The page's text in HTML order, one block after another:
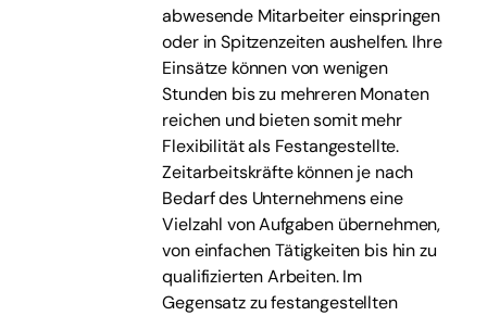
abwesende Mitarbeiter einspringen
oder in Spitzenzeiten aushelfen. Ihre
Einsätze können von wenigen
Stunden bis zu mehreren Monaten
reichen und bieten somit mehr
Flexibilität als Festangestellte.
Zeitarbeitskräfte können je nach
Bedarf des Unternehmens eine
Vielzahl von Aufgaben übernehmen,
von einfachen Tätigkeiten bis hin zu
qualifizierten Arbeiten. Im
Gegensatz zu festangestellten